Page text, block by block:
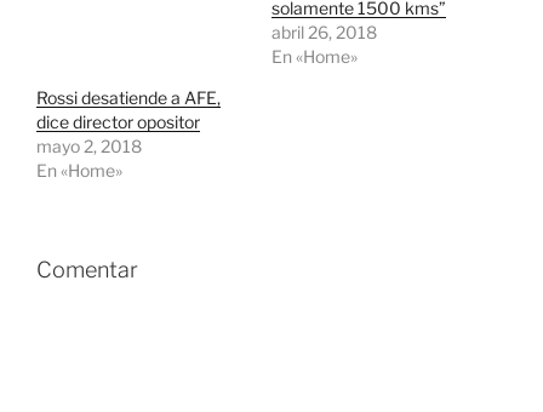
e
n
u
n
a
v
a
n
e
e
n
u
n
solamente 1500 kms”
abril 26, 2018
En «Home»
Rossi desatiende a AFE,
dice director opositor
mayo 2, 2018
En «Home»
Comentar